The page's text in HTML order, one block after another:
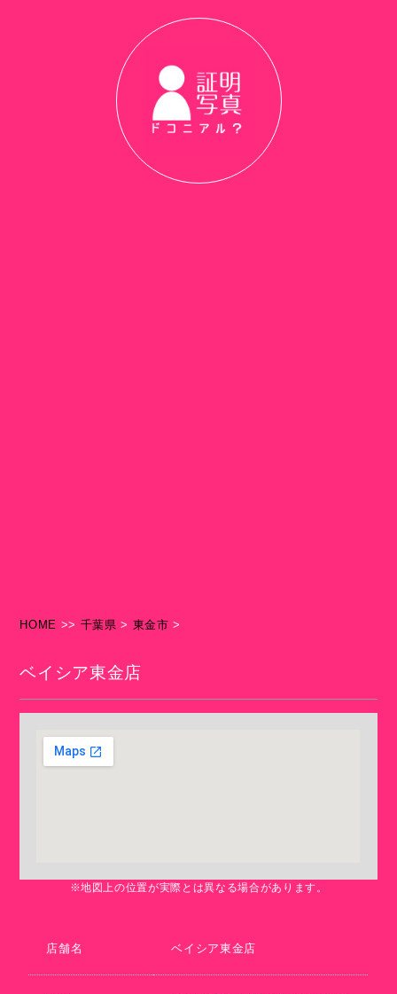
HOME >> 千葉県 > 東金市 >
ベイシア東金店
※地図上の位置が実際とは異なる場合があります。
店舗名 ベイシア東金店